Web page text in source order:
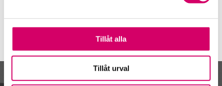
Tillåt alla
Tillåt urval